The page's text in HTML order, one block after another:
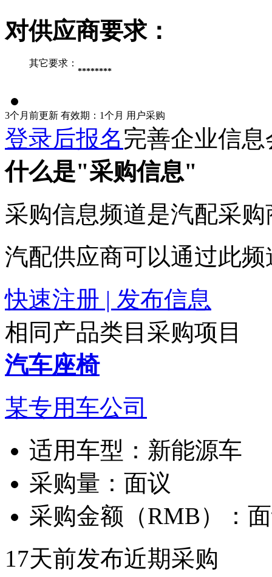
对供应商要求：
其它要求：
********
3个月前更新 有效期：1个月 用户采购
登录后报名完善企业信
什么是"采购信息"
采购信息频道是汽配采
汽配供应商可以通过此
快速注册 | 发布信息
相同产品类目采购项目
汽车座椅
某专用车公司
适用车型： 新能源车
采购量： 面议
采购金额（RMB）：
17天前发布近期采购